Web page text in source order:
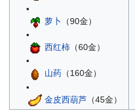
萝卜 （90金）
西红柿（60金）
山药（160金）
金皮西葫芦（45金）